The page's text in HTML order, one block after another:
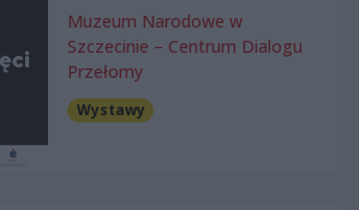
Muzeum Narodowe w
Szczecinie – Centrum Dialogu
Przełomy
Wystawy